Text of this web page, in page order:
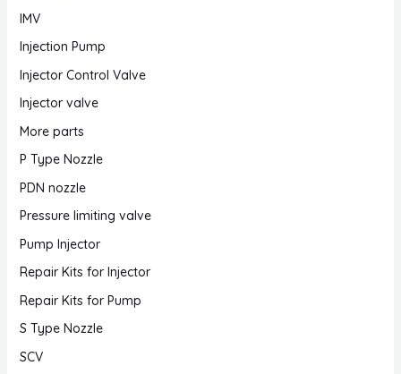
IMV
Injection Pump
Injector Control Valve
Injector valve
More parts
P Type Nozzle
PDN nozzle
Pressure limiting valve
Pump Injector
Repair Kits for Injector
Repair Kits for Pump
S Type Nozzle
SCV